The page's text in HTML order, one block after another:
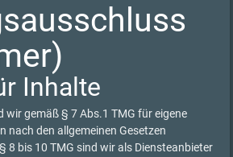
Inhalte
wir gemäß § 7 Abs.1 TMG für eigene
nach den allgemeinen Gesetzen
8 bis 10 TMG sind wir als Diensteanbieter